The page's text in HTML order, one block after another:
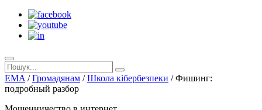
EMA /Громадянам /Школа кібербезпеки /Фишинг:
подробный разбор